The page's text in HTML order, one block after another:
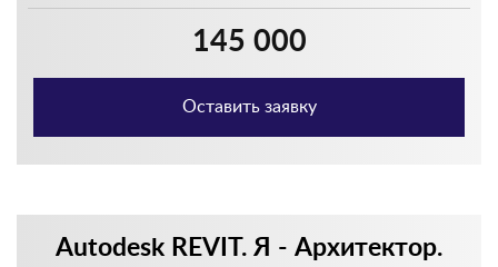
145 000
Оставить заявку
Autodesk REVIT. Я - Архитектор.